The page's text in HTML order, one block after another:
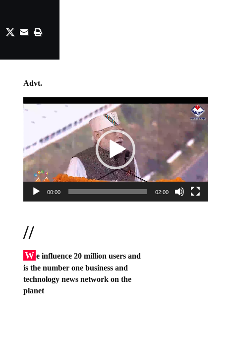
Advt.
Video
00:00 02:00
//
W e influence 20 million users and
is the number one business and
technology news network on the
planet